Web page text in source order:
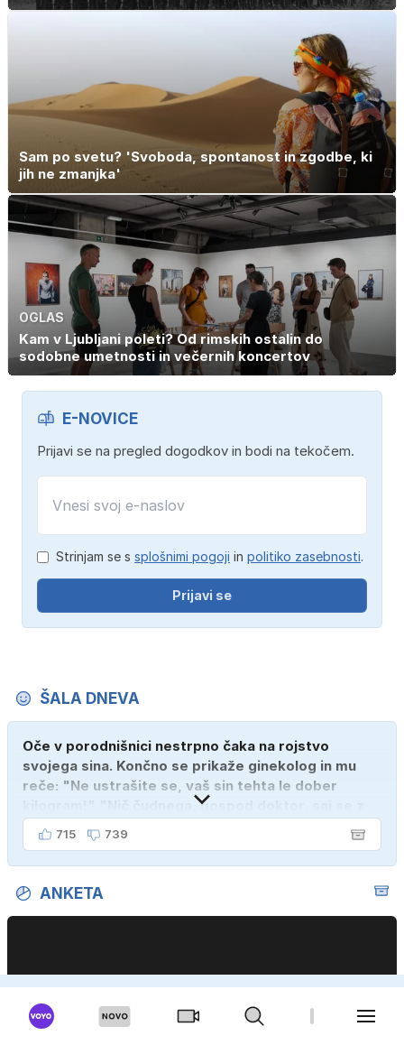
Sam po svetu? 'Svoboda, spontanost in zgodbe, ki
jih ne zmanjka'
OGLAS
Kam v Ljubljani poleti? Od rimskih ostalin do
sodobne umetnosti in večernih koncertov
E-NOVICE
Prijavi se na pregled dogodkov in bodi na tekočem.
Strinjam se s splošnimi pogoji in politiko zasebnosti.
Prijavi se
ŠALA DNEVA
Oče v porodnišnici nestrpno čaka na rojstvo
svojega sina. Končno se prikaže ginekolog in mu
reče: "Ne ustrašite se, vaš sin tehta le dober
kilogram!" "Nič čudnega, gospod doktor, saj se z
ženo poznava šele tri mesece."
715 739
ANKETA